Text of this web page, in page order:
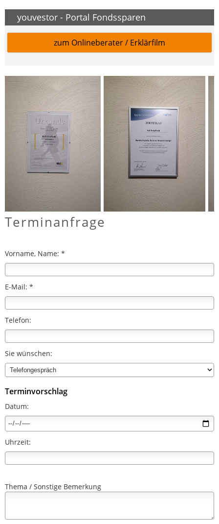
youvestor - Portal Fondssparen
zum Onlineberater / Erklärfilm
Terminanfrage
Vorname, Name: *
E-Mail: *
Telefon:
Sie wünschen:
Terminvorschlag
Datum:
Uhrzeit:
Thema / Sonstige Bemerkung